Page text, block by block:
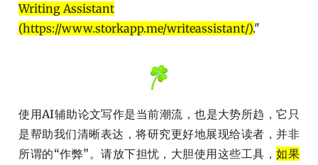
Writing Assistant
(https://www.storkapp.me/writeassistant/)."
使用AI辅助论文写作是当前潮流，也是大势所趋，它只
是帮助我们清晰表达，将研究更好地展现给读者，并非
所谓的“作弊”。请放下担忧，大胆使用这些工具，如果